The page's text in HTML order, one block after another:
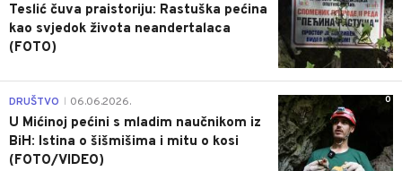
Teslić čuva praistoriju: Rastuška pećina
kao svjedok života neandertalaca
(FOTO)
0
DRUŠTVO 06.06.2026.
U Mićinoj pećini s mladim naučnikom iz
BiH: Istina o šišmišima i mitu o kosi
(FOTO/VIDEO)